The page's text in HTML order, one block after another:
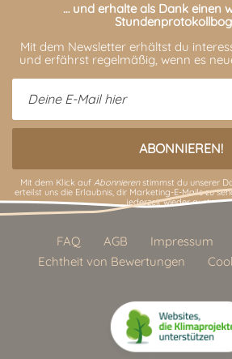
… und erhalte als Dank einen
Mit dem Newsletter erhältst du
und erfährst regelmäßig, wenn es
Mit dem Klick auf Abonnierenstimmst du unserer
erteilst uns die Erlaubnis, dir Marketing-E-Mails zu
jederzeit wieder
FAQ AGB Impressum
Echtheit von Bewertungen